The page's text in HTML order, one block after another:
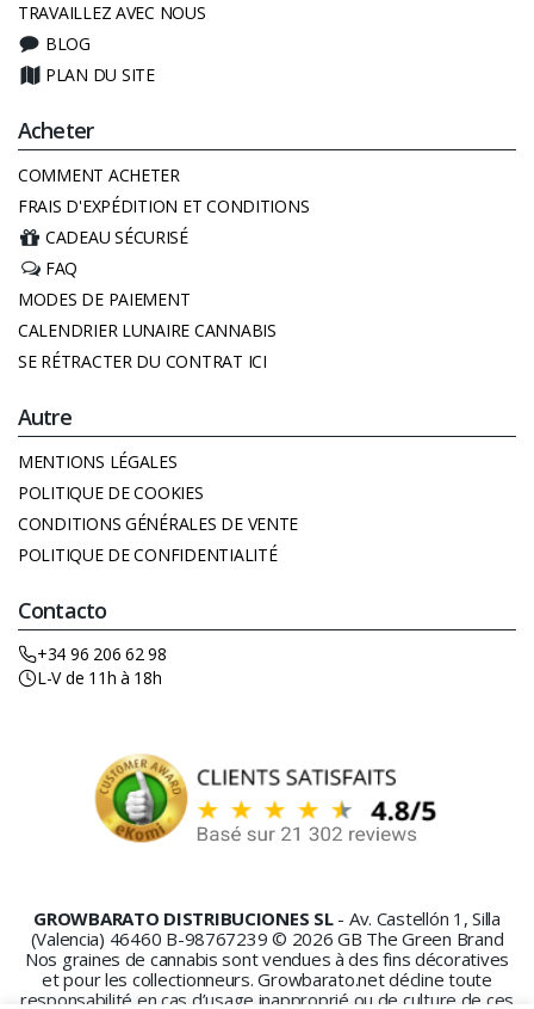
TRAVAILLEZ AVEC NOUS
BLOG
PLAN DU SITE
Acheter
COMMENT ACHETER
FRAIS D'EXPÉDITION ET CONDITIONS
CADEAU SÉCURISÉ
FAQ
MODES DE PAIEMENT
CALENDRIER LUNAIRE CANNABIS
SE RÉTRACTER DU CONTRAT ICI
Autre
MENTIONS LÉGALES
POLITIQUE DE COOKIES
CONDITIONS GÉNÉRALES DE VENTE
POLITIQUE DE CONFIDENTIALITÉ
Contacto
+34 96 206 62 98
L-V de 11h à 18h
GROWBARATO DISTRIBUCIONES SL - Av. Castellón 1, Silla
(Valencia) 46460 B-98767239 © 2026 GB The Green Brand
Nos graines de cannabis sont vendues à des fins décoratives
et pour les collectionneurs. Growbarato.net décline toute
responsabilité en cas d’usage inapproprié ou de culture de ces